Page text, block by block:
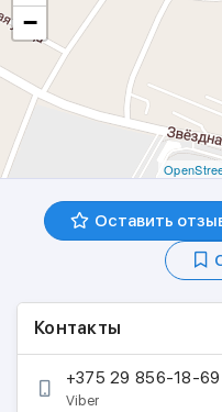
−
Оставить
Контакты
+375 29 856-18-69
Viber